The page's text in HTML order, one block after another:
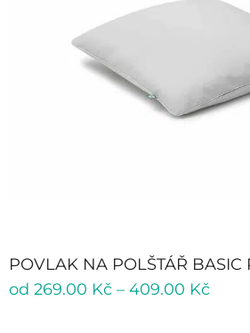
POVLAK NA POLŠTÁŘ BASIC
od 269.00 Kč – 409.00 Kč